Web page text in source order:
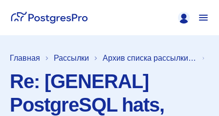
Главная Рассылки Архив списка рассылки [pgsql-announce]
Re: [GENERAL]
PostgreSQL hats,